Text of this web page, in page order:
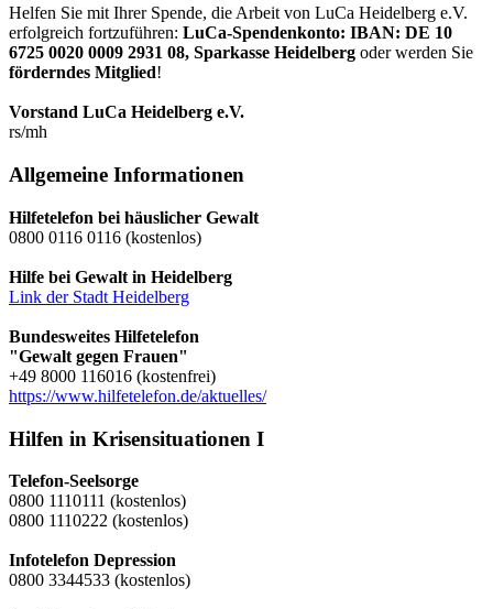
Helfen Sie mit Ihrer Spende, die Arbeit von LuCa Heidelberg e.V.
erfolgreich fortzuführen: LuCa-Spendenkonto: IBAN: DE 10
6725 0020 0009 2931 08, Sparkasse Heidelberg oder werden Sie
förderndes Mitglied!
Vorstand LuCa Heidelberg e.V.
rs/mh
Allgemeine Informationen
Hilfetelefon bei häuslicher Gewalt
0800 0116 0116 (kostenlos)
Hilfe bei Gewalt in Heidelberg
Link der Stadt Heidelberg
Bundesweites Hilfetelefon
"Gewalt gegen Frauen"
+49 8000 116016 (kostenfrei)
https://www.hilfetelefon.de/aktuelles/
Hilfen in Krisensituationen I
Telefon-Seelsorge
0800 1110111 (kostenlos)
0800 1110222 (kostenlos)
Infotelefon Depression
0800 3344533 (kostenlos)